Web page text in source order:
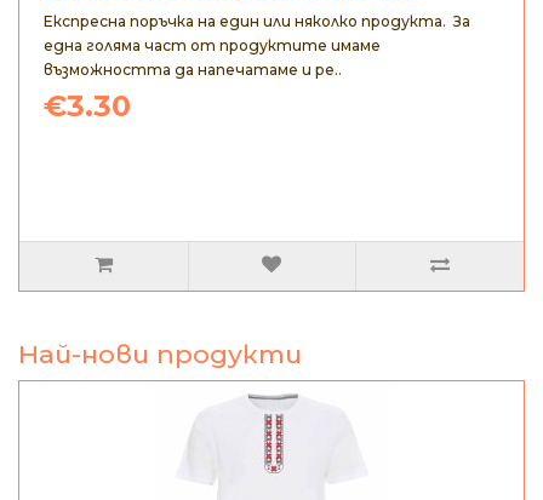
Експресна поръчка на един или няколко продукта. За
една голяма част от продуктите имаме
възможността да напечатаме и ре..
€3.30
Най-нови продукти